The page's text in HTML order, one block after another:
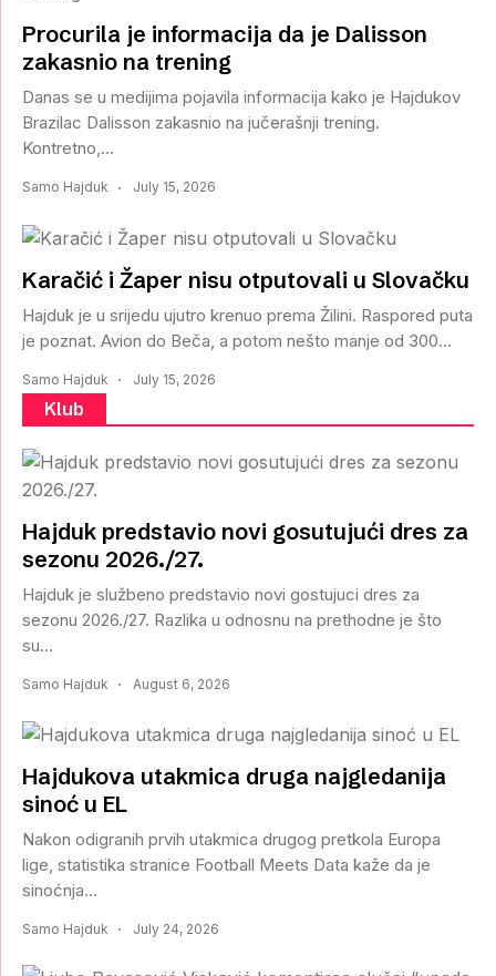
Procurila je informacija da je Dalisson
zakasnio na trening
Danas se u medijima pojavila informacija kako je Hajdukov
Brazilac Dalisson zakasnio na jučerašnji trening.
Kontretno,...
Samo Hajduk July 15, 2026
Karačić i Žaper nisu otputovali u Slovačku
Hajduk je u srijedu ujutro krenuo prema Žilini. Raspored puta
je poznat. Avion do Beča, a potom nešto manje od 300...
Samo Hajduk July 15, 2026
Klub
Hajduk predstavio novi gosutujući dres za
sezonu 2026./27.
Hajduk je službeno predstavio novi gostujuci dres za
sezonu 2026./27. Razlika u odnosnu na prethodne je što
su...
Samo Hajduk August 6, 2026
Hajdukova utakmica druga najgledanija
sinoć u EL
Nakon odigranih prvih utakmica drugog pretkola Europa
lige, statistika stranice Football Meets Data kaže da je
sinoćnja...
Samo Hajduk July 24, 2026